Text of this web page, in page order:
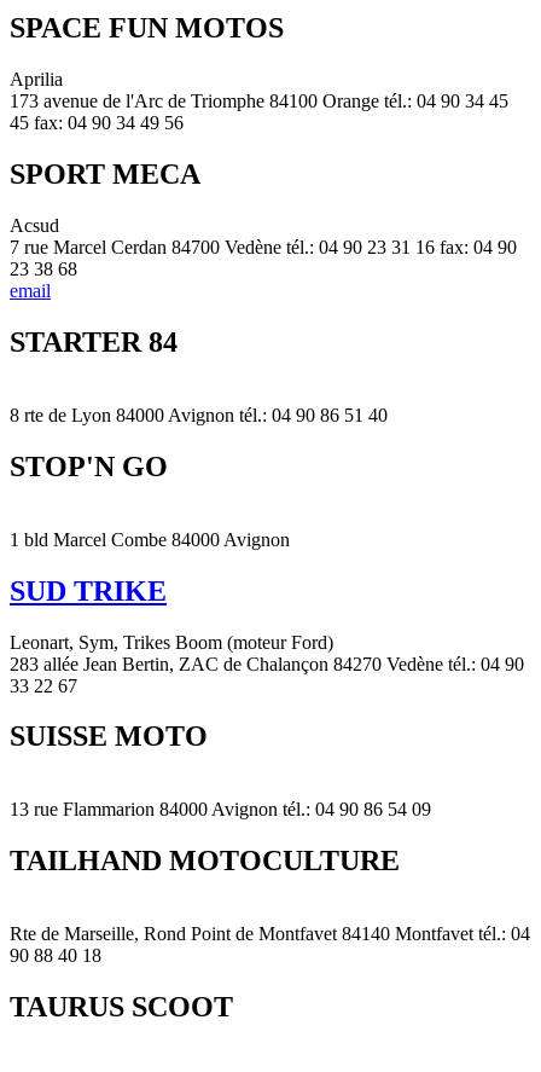
SPACE FUN MOTOS
Aprilia
173 avenue de l'Arc de Triomphe 84100 Orange tél.: 04 90 34 45
45 fax: 04 90 34 49 56
SPORT MECA
Acsud
7 rue Marcel Cerdan 84700 Vedène tél.: 04 90 23 31 16 fax: 04 90
23 38 68
email
STARTER 84
8 rte de Lyon 84000 Avignon tél.: 04 90 86 51 40
STOP'N GO
1 bld Marcel Combe 84000 Avignon
SUD TRIKE
Leonart, Sym, Trikes Boom (moteur Ford)
283 allée Jean Bertin, ZAC de Chalançon 84270 Vedène tél.: 04 90
33 22 67
SUISSE MOTO
13 rue Flammarion 84000 Avignon tél.: 04 90 86 54 09
TAILHAND MOTOCULTURE
Rte de Marseille, Rond Point de Montfavet 84140 Montfavet tél.: 04
90 88 40 18
TAURUS SCOOT